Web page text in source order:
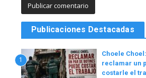
Publicaciones Destacadas
1
Choele
reclamar un
costarle el